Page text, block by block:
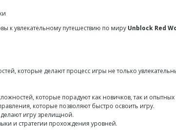
к увлекательному путешествию по миру Unblock Red
которые делают процесс игры не только
которые порадуют как новичков, так и опытных
которые позволяют быстро освоить игру.
игру зрелищной.
и стратегии прохождения уровней.